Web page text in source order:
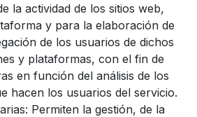
la actividad de los sitios web,
y para la elaboración de
de los usuarios de dichos
y plataformas, con el fin de
en función del análisis de los
hacen los usuarios del servicio.
Permiten la gestión, de la